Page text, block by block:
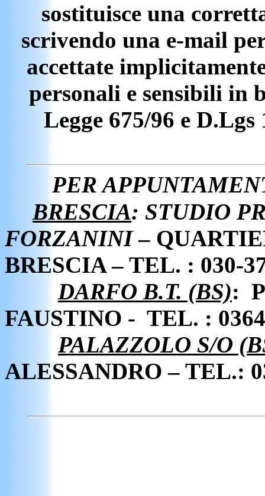
sostituisce una
scrivendo una e-mail
accettate
personali e sensibili in
Legge 675/96 e
PER
BRESCIA: STUDIO
FORZANINI–
BRESCIA – TEL. : 030-
DARFO B.T. (BS):
FAUSTINO - TEL. :
PALAZZOLO S/O
ALESSANDRO – TEL.: